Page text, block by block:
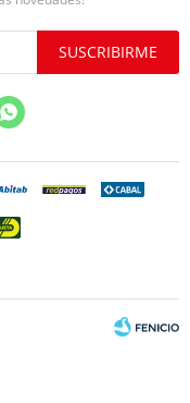
SUSCRIBIRME
